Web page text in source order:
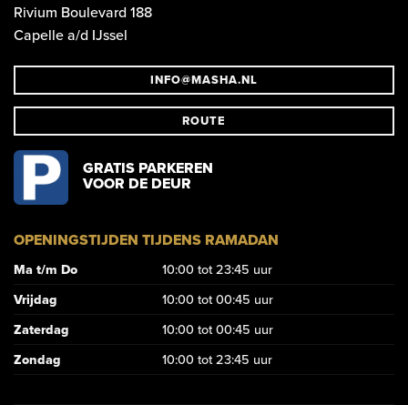
Rivium Boulevard 188
Capelle a/d IJssel
INFO@MASHA.NL
ROUTE
GRATIS PARKEREN
VOOR DE DEUR
OPENINGSTIJDEN TIJDENS RAMADAN
Ma t/m Do 10:00 tot 23:45 uur
Vrijdag 10:00 tot 00:45 uur
Zaterdag 10:00 tot 00:45 uur
Zondag 10:00 tot 23:45 uur